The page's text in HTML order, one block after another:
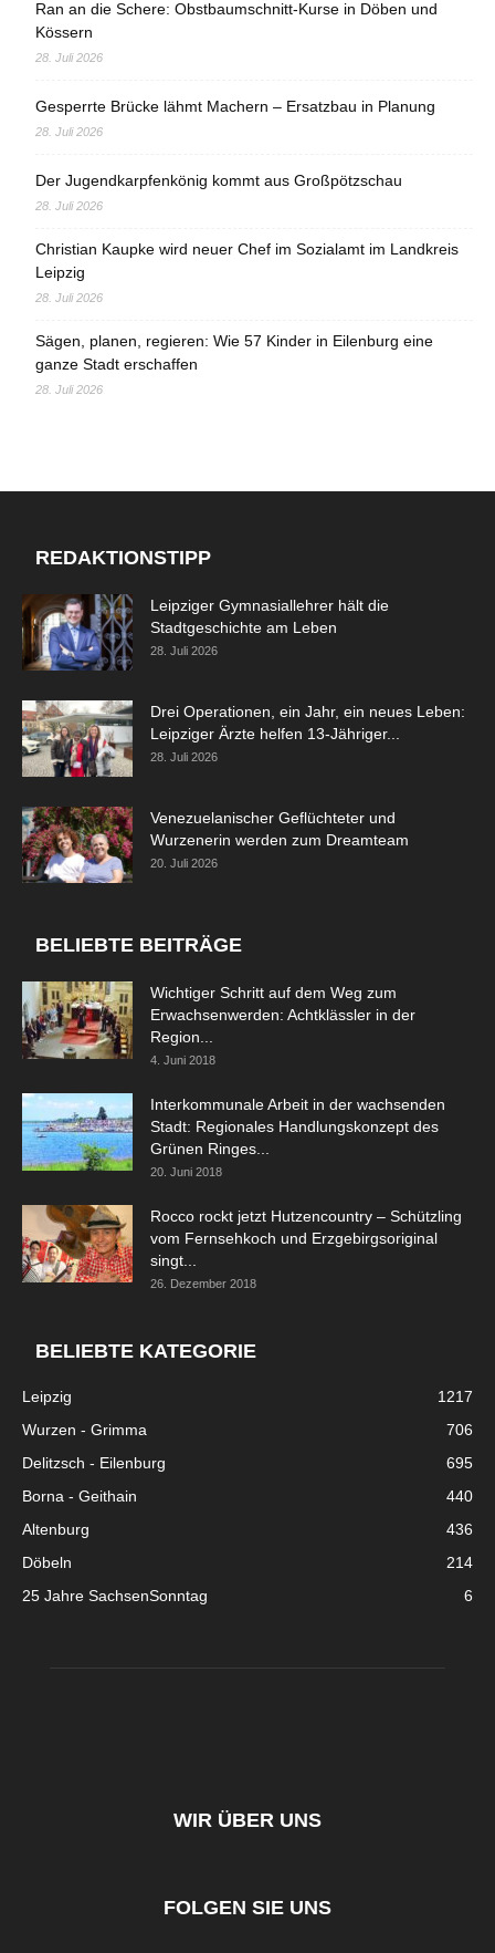
Ran an die Schere: Obstbaumschnitt-Kurse in Döben und
Kössern
28. Juli 2026
Gesperrte Brücke lähmt Machern – Ersatzbau in Planung
28. Juli 2026
Der Jugendkarpfenkönig kommt aus Großpötzschau
28. Juli 2026
Christian Kaupke wird neuer Chef im Sozialamt im Landkreis
Leipzig
28. Juli 2026
Sägen, planen, regieren: Wie 57 Kinder in Eilenburg eine
ganze Stadt erschaffen
28. Juli 2026
REDAKTIONSTIPP
Leipziger Gymnasiallehrer hält die
Stadtgeschichte am Leben
28. Juli 2026
Drei Operationen, ein Jahr, ein neues Leben:
Leipziger Ärzte helfen 13-Jähriger...
28. Juli 2026
Venezuelanischer Geflüchteter und
Wurzenerin werden zum Dreamteam
20. Juli 2026
BELIEBTE BEITRÄGE
Wichtiger Schritt auf dem Weg zum
Erwachsenwerden: Achtklässler in der
Region...
4. Juni 2018
Interkommunale Arbeit in der wachsenden
Stadt: Regionales Handlungskonzept des
Grünen Ringes...
20. Juni 2018
Rocco rockt jetzt Hutzencountry – Schützling
vom Fernsehkoch und Erzgebirgsoriginal
singt...
26. Dezember 2018
BELIEBTE KATEGORIE
Leipzig
1217
Wurzen - Grimma
706
Delitzsch - Eilenburg
695
Borna - Geithain
440
Altenburg
436
Döbeln
214
25 Jahre SachsenSonntag
6
WIR ÜBER UNS
FOLGEN SIE UNS